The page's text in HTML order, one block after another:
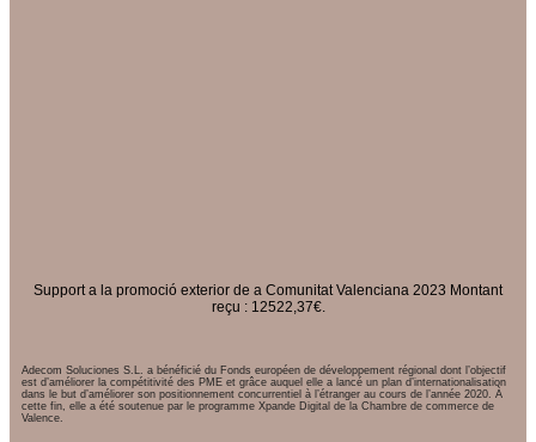
Support a la promoció exterior de a Comunitat Valenciana 2023 Montant
reçu : 12522,37€.
Adecom Soluciones S.L. a bénéficié du Fonds européen de développement régional dont l’objectif
est d’améliorer la compétitivité des PME et grâce auquel elle a lancé un plan d’internationalisation
dans le but d’améliorer son positionnement concurrentiel à l’étranger au cours de l’année 2020. À
cette fin, elle a été soutenue par le programme Xpande Digital de la Chambre de commerce de
Valence.